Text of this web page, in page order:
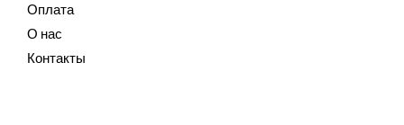
Оплата
О нас
Контакты